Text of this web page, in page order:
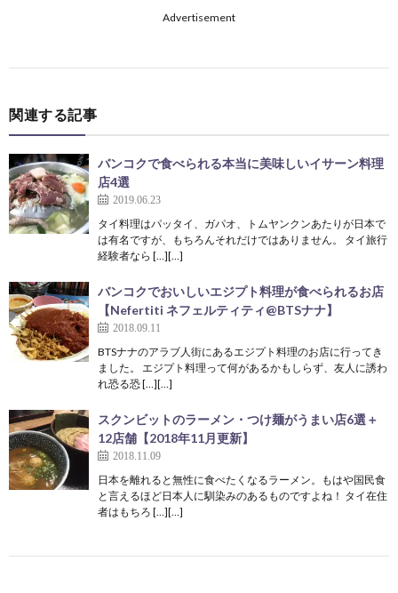
Advertisement
関連する記事
バンコクで食べられる本当に美味しいイサーン料理
店4選
2019.06.23
タイ料理はパッタイ、ガパオ、トムヤンクンあたりが日本で
は有名ですが、もちろんそれだけではありません。 タイ旅行
経験者なら […][…]
バンコクでおいしいエジプト料理が食べられるお店
【Nefertiti ネフェルティティ@BTSナナ】
2018.09.11
BTSナナのアラブ人街にあるエジプト料理のお店に行ってき
ました。 エジプト料理って何があるかもしらず、友人に誘わ
れ恐る恐 […][…]
スクンビットのラーメン・つけ麺がうまい店6選＋
12店舗【2018年11月更新】
2018.11.09
日本を離れると無性に食べたくなるラーメン。もはや国民食
と言えるほど日本人に馴染みのあるものですよね！ タイ在住
者はもちろ […][…]